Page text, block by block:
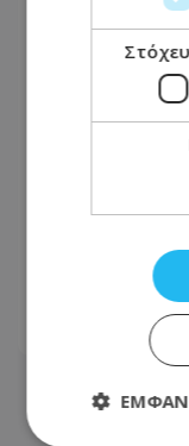
Απόπειρα
Μονή Αγ.
αρνούνταν
δωμάτιο»
08.08.2026 - 19:09